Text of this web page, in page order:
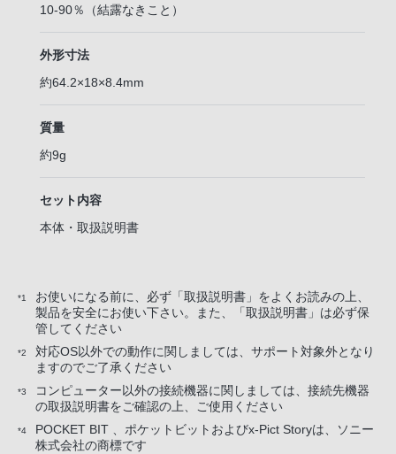
10-90％（結露なきこと）
外形寸法
約64.2×18×8.4mm
質量
約9g
セット内容
本体・取扱説明書
*1
お使いになる前に、必ず「取扱説明書」をよくお読みの上、
製品を安全にお使い下さい。また、「取扱説明書」は必ず保
管してください
*2
対応OS以外での動作に関しましては、サポート対象外となり
ますのでご了承ください
*3
コンピューター以外の接続機器に関しましては、接続先機器
の取扱説明書をご確認の上、ご使用ください
*4
POCKET BIT 、ポケットビットおよびx-Pict Storyは、ソニー
株式会社の商標です